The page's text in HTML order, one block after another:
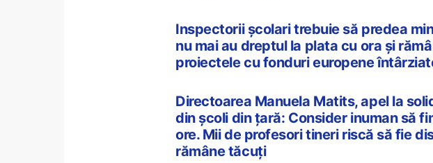
Inspectorii școlari trebuie să predea
nu mai au dreptul la plata cu ora și
proiectele cu fonduri europene
Directoarea Manuela Matits, apel la
din școli din țară: Consider inuman să
ore. Mii de profesori tineri riscă să fie
rămâne tăcuți